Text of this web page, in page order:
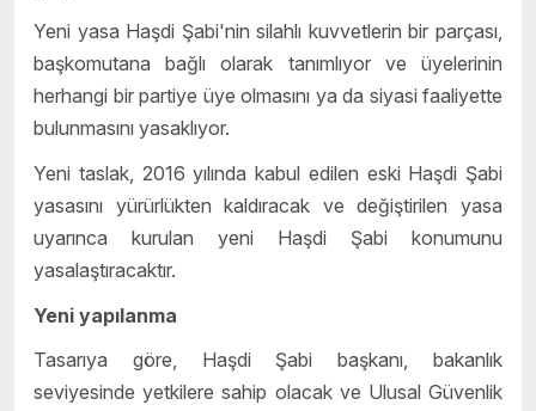
Yeni yasa Haşdi Şabi'nin silahlı kuvvetlerin bir parçası,
başkomutana bağlı olarak tanımlıyor ve üyelerinin
herhangi bir partiye üye olmasını ya da siyasi faaliyette
bulunmasını yasaklıyor.
Yeni taslak, 2016 yılında kabul edilen eski Haşdi Şabi
yasasını yürürlükten kaldıracak ve değiştirilen yasa
uyarınca kurulan yeni Haşdi Şabi konumunu
yasalaştıracaktır.
Yeni yapılanma
Tasarıya göre, Haşdi Şabi başkanı, bakanlık
seviyesinde yetkilere sahip olacak ve Ulusal Güvenlik